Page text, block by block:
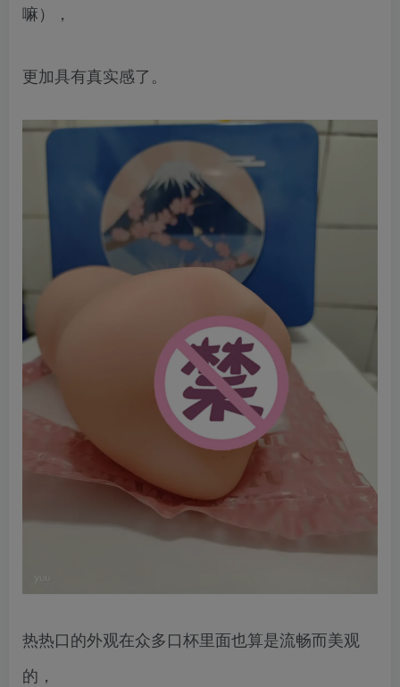
嘛），
更加具有真实感了。
热热口的外观在众多口杯里面也算是流畅而美观
的，